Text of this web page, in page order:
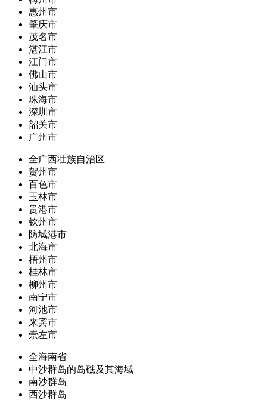
惠州市
肇庆市
茂名市
湛江市
江门市
佛山市
汕头市
珠海市
深圳市
韶关市
广州市
全广西壮族自治区
贺州市
百色市
玉林市
贵港市
钦州市
防城港市
北海市
梧州市
桂林市
柳州市
南宁市
河池市
来宾市
崇左市
全海南省
中沙群岛的岛礁及其海域
南沙群岛
西沙群岛